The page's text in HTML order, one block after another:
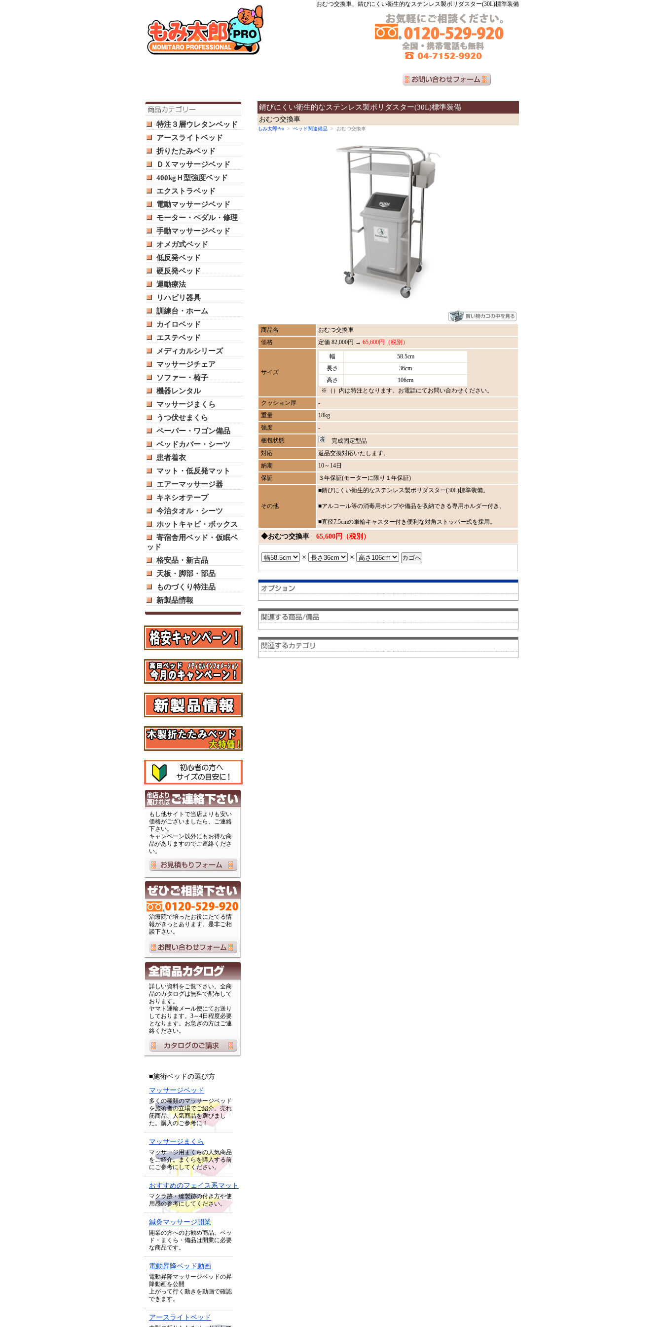
おむつ交換車、錆びにくい衛生的なステンレス製ポリダスター(30L)標準装備
特注３層ウレタンベッド
アースライトベッド
折りたたみベッド
ＤＸマッサージベッド
400kgＨ型強度ベッド
エクストラベッド
電動マッサージベッド
モーター・ペダル・修理
手動マッサージベッド
オメガ式ベッド
低反発ベッド
硬反発ベッド
運動療法
リハビリ器具
訓練台・ホーム
カイロベッド
エステベッド
メディカルシリーズ
マッサージチェア
ソファー・椅子
機器レンタル
マッサージまくら
うつ伏せまくら
ペーパー・ワゴン備品
ベッドカバー・シーツ
患者着衣
マット・低反発マット
エアーマッサージ器
キネシオテープ
今治タオル・シーツ
ホットキャビ・ボックス
寄宿舎用ベッド・仮眠ベ
ッド
格安品・新古品
天板・脚部・部品
ものづくり特注品
新製品情報
もし他サイトで当店よりも安い
価格がございましたら、ご連絡
下さい。
キャンペーン以外にもお得な商
品がありますのでご連絡くださ
い。
治療院で培ったお役にたてる情
報がきっとあります。是非ご相
談下さい。
詳しい資料をご覧下さい。全商
品のカタログは無料で配布して
おります。
ヤマト運輸メール便にてお送り
しております。3～4日程度必要
となります。お急ぎの方はご連
絡ください。
■施術ベッドの選び方
マッサージベッド
多くの種類のマッサージベッド
を施術者の立場でご紹介。売れ
筋商品、人気商品を選びまし
た。購入のご参考に！
マッサージまくら
マッサージ用まくらの人気商品
をご紹介。まくらを購入する前
にご参考にしてください。
おすすめのフェイス系マット
マクラ跡・縫製跡の付き方や使
用感の参考にしてください。
鍼灸マッサージ開業
開業の方へのお勧め商品。ベッ
ド・まくら・備品は開業に必要
な商品です。
電動昇降ベッド動画
電動昇降マッサージベッドの昇
降動画を公開
上がって行く動きを動画で確認
できます。
アースライトベッド
錆びにくい衛生的なステンレス製ポリダスター(30L)標準装備
おむつ交換車
もみ太郎Pro > ベッド関連備品 > おむつ交換車
商品名
おむつ交換車
価格
定価 82,000円 → 65,600円（税別）
サイズ
幅
58.5cm
長さ
36cm
高さ
106cm
※（）内は特注となります。お電話にてお問い合わせください。
クッション厚
-
重量
18kg
強度
-
梱包状態
完成固定型品
対応
返品交換対応いたします。
納期
10～14日
保証
３年保証(モーターに限り１年保証)
その他
■錆びにくい衛生的なステンレス製ポリダスター(30L)標準装備。
■アルコール等の消毒用ポンプや備品を収納できる専用ホルダー付き。
■直径7.5cmの単輪キャスター付き便利な対角ストッパー式を採用。
◆おむつ交換車 65,600円（税別）
× ×